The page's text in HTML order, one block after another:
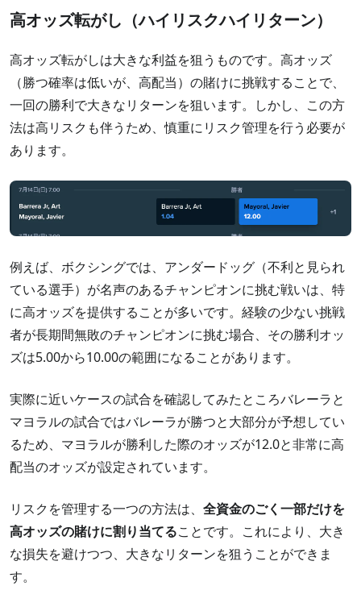
高オッズ転がし（ハイリスクハイリターン）
高オッズ転がしは大きな利益を狙うものです。高オッズ
（勝つ確率は低いが、高配当）の賭けに挑戦することで、
一回の勝利で大きなリターンを狙います。しかし、この方
法は高リスクも伴うため、慎重にリスク管理を行う必要が
あります。
例えば、ボクシングでは、アンダードッグ（不利と見られ
ている選手）が名声のあるチャンピオンに挑む戦いは、特
に高オッズを提供することが多いです。経験の少ない挑戦
者が長期間無敗のチャンピオンに挑む場合、その勝利オッ
ズは5.00から10.00の範囲になることがあります。
実際に近いケースの試合を確認してみたところバレーラと
マヨラルの試合ではバレーラが勝つと大部分が予想してい
るため、マヨラルが勝利した際のオッズが12.0と非常に高
配当のオッズが設定されています。
リスクを管理する一つの方法は、 全資金のごく一部だけを
高オッズの賭けに割り当てることです。これにより、大き
な損失を避けつつ、大きなリターンを狙うことができま
す。